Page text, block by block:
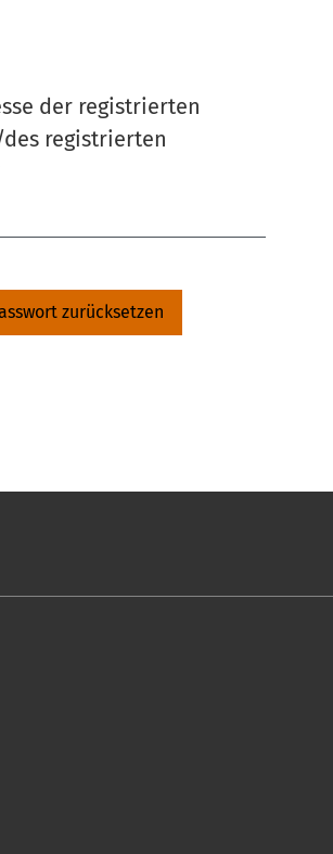
der registrierten
registrierten
Erforderlich
zurücksetzen